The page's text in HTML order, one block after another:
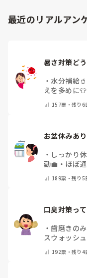
最近のリアルアン
暑さ対策ど
・水分補給🥤
えを多めに👕
157票・残り6
お盆休みあ
・ しっかり
勤💼 ・ ほぼ
189票・残り5
口臭対策っ
・歯磨きのみ
スウォッシ
の他(コメン
192票・残り4